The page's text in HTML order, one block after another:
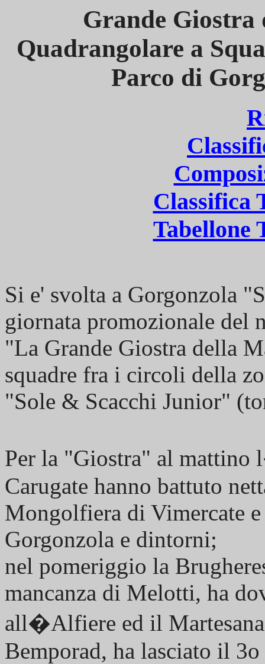
Grande Giostra
Quadrangolare a
Parco di
Classifica
Tabellone
Si e' svolta a Gorgonzola
giornata promozionale del
"La Grande Giostra della
squadre fra i circoli della
"Sole & Scacchi Junior"
Per la "Giostra" al
Carugate hanno battuto
Mongolfiera di Vimercate
Gorgonzola e dintorni;
nel pomeriggio la
mancanza di Melotti, ha
all�Alfiere ed il
Bemporad, ha lasciato il